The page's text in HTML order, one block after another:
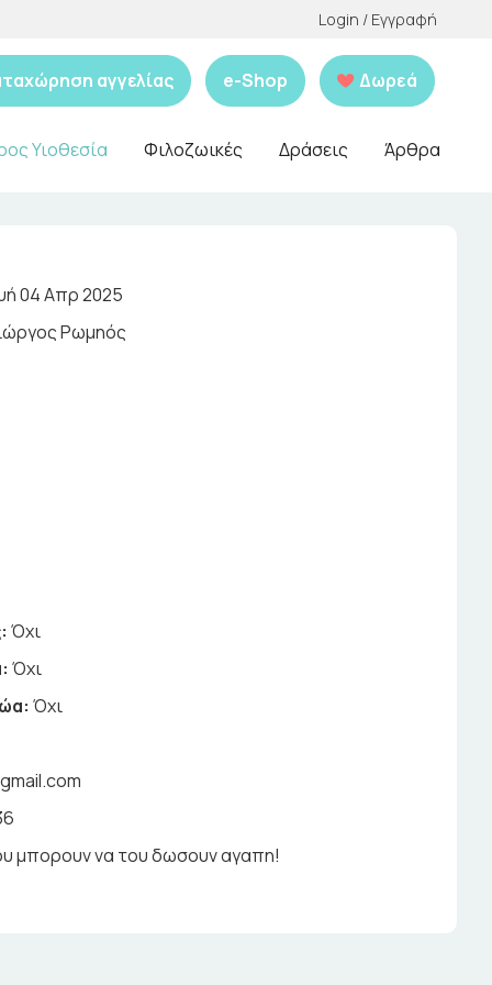
Login / Εγγραφή
αγγελίας e-Shop Δωρεά
Υιοθεσία Φιλοζωικές Δράσεις Άρθρα
04 Απρ 2025
Ρωμηός
Όχι
Όχι
Όχι
μπορουν να του δωσουν αγαπη!